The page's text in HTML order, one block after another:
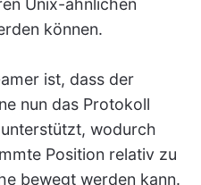
Unix-ähnlichen
können.
ist, dass der
nun das Protokoll
unterstützt, wodurch
Position relativ zu
bewegt werden kann.